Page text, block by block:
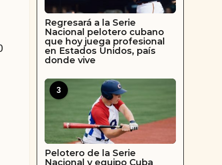
Regresará a la Serie
Nacional pelotero cubano
que hoy juega profesional
en Estados Unidos, país
donde vive
3
Pelotero de la Serie
Nacional y equipo Cuba